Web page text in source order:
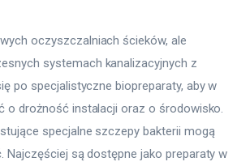
oczyszczalniach ścieków, ale
systemach kanalizacyjnych z
po specjalistyczne biopreparaty, aby w
o drożność instalacji oraz o środowisko.
specjalne szczepy bakterii mogą
Najczęściej są dostępne jako preparaty w